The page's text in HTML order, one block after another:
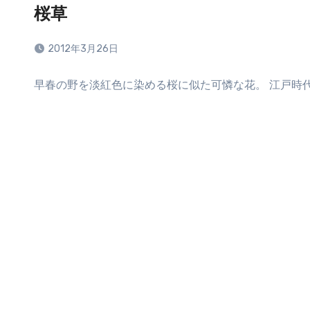
桜草
2012年3月26日
メ
早春の野を淡紅色に染める桜に似た可憐な花。 江戸時